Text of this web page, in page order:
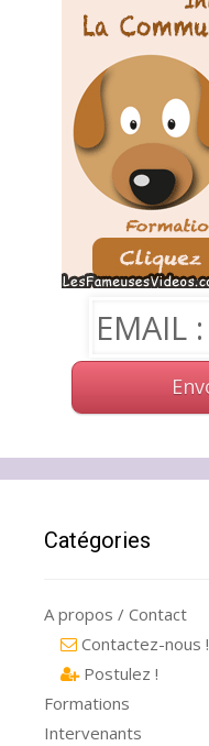
Catégories
A propos / Contact
Contactez-nous !
Postulez !
Formations
Intervenants